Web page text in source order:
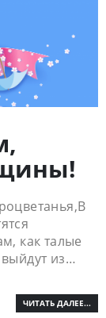
как талые
из…
ЧИТАТЬ ДАЛЕЕ...